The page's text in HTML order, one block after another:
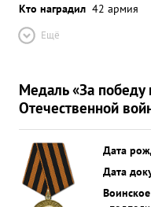
Кто наградил 42 армия
Ещё
Медаль «За
Отечественной
Дата
Дата